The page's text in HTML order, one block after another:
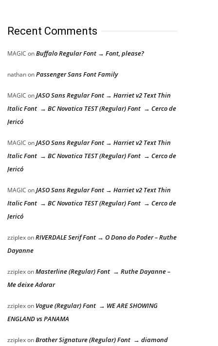
Recent Comments
MAGIC onBuffalo Regular Font → Font, please?
nathanonPassenger Sans Font Family
MAGIC onJASO Sans Regular Font → Harriet v2 Text Thin
Italic Font → BC Novatica TEST (Regular) Font → Cerco de
Jericó
MAGIC onJASO Sans Regular Font → Harriet v2 Text Thin
Italic Font → BC Novatica TEST (Regular) Font → Cerco de
Jericó
MAGIC onJASO Sans Regular Font → Harriet v2 Text Thin
Italic Font → BC Novatica TEST (Regular) Font → Cerco de
Jericó
zziplexonRIVERDALE Serif Font → O Dono do Poder – Ruthe
Dayanne
zziplexonMasterline (Regular) Font → Ruthe Dayanne –
Me deixe Adorar
zziplexon Vogue (Regular) Font → WE ARE SHOWING
ENGLAND vs PANAMA
zziplexonBrother Signature (Regular) Font → diamond